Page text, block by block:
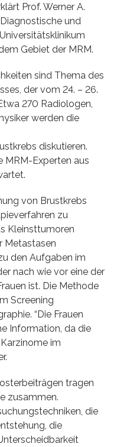
Prof. Werner A.
und
Gebiet der MRM.
sind Thema des
der vom 24. – 26.
270 Radiologen,
werden die
diskutieren.
MRM-Experten aus
von Brustkrebs
zu
Kleinsttumoren
Metastasen
den Aufgaben im
nach wie vor eine der
ist. Die Methode
Screening
“Die Frauen
Information, da die
im
tragen
zusammen.
die
die